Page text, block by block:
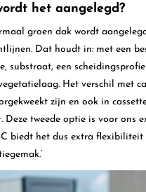
het aangelegd?
groen dak wordt
Dat houdt in: met een
substraat, een
Het verschil met
zijn en ook in
Deze tweede optie is voor ons
biedt het dus extra flexibiliteit